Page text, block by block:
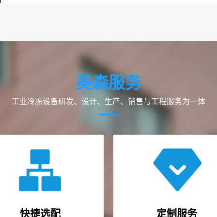
美森服务
工业冷冻设备研发、设计、生产、销售与工程服务为一体
快捷选配 定制服务